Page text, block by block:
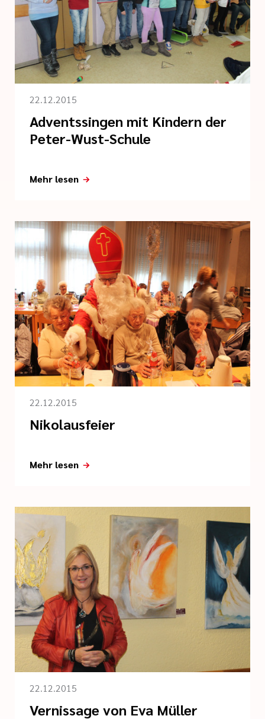
22.12.2015
Adventssingen mit Kindern der
Peter-Wust-Schule
Mehr lesen
22.12.2015
Nikolausfeier
Mehr lesen
22.12.2015
Vernissage von Eva Müller